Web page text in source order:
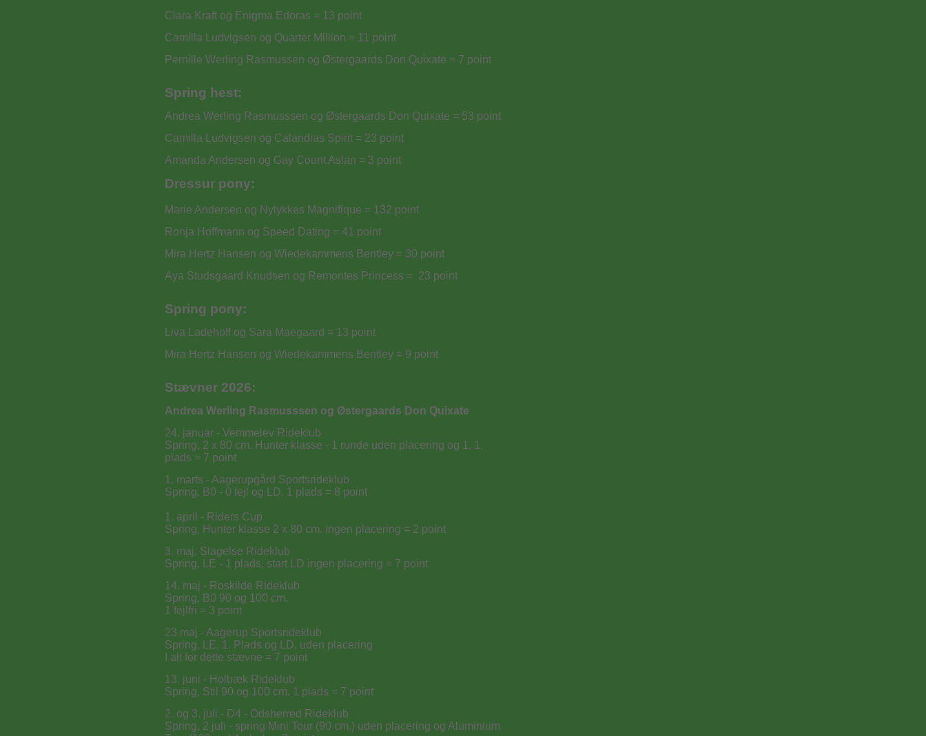
Clara Kraft og Enigma Edoras = 13 point
Camilla Ludvigsen og Quarter Million = 11 point
Pernille Werling Rasmussen og Østergaards Don Quixate = 7 point
Spring hest:
Andrea Werling Rasmusssen og Østergaards Don Quixate = 53 point
Camilla Ludvigsen og Calandias Spirit = 23 point
Amanda Andersen og Gay Count Aslan = 3 point
Dressur pony:
Marie Andersen og Nylykkes Magnifique = 132 point
Ronja Hoffmann og Speed Dating = 41 point
Mira Hertz Hansen og Wiedekammens Bentley = 30 point
Aya Studsgaard Knudsen og Remontes Princess = 23 point
Spring pony:
Liva Ladehoff og Sara Maegaard = 13 point
Mira Hertz Hansen og Wiedekammens Bentley = 9 point
Stævner 2026:
Andrea Werling Rasmusssen og Østergaards Don Quixate
24. januar - Vemmelev Rideklub
Spring, 2 x 80 cm. Hunter klasse - 1 runde uden placering og 1, 1.
plads = 7 point
1. marts - Aagerupgård Sportsrideklub
Spring, B0 - 0 fejl og LD, 1 plads = 8 point
1. april - Riders Cup
Spring, Hunter klasse 2 x 80 cm. ingen placering = 2 point
3. maj, Slagelse Rideklub
Spring, LE - 1 plads, start LD ingen placering = 7 point
14. maj - Roskilde Rideklub
Spring, B0 90 og 100 cm.
1 fejlfri = 3 point
23.maj - Aagerup Sportsrideklub
Spring, LE, 1. Plads og LD, uden placering
I alt for dette stævne = 7 point
13. juni - Holbæk Rideklub
Spring, Stil 90 og 100 cm. 1 plads = 7 point
2. og 3. juli - D4 - Odsherred Rideklub
Spring, 2 juli - spring Mini Tour (90 cm.) uden placering og Aluminium